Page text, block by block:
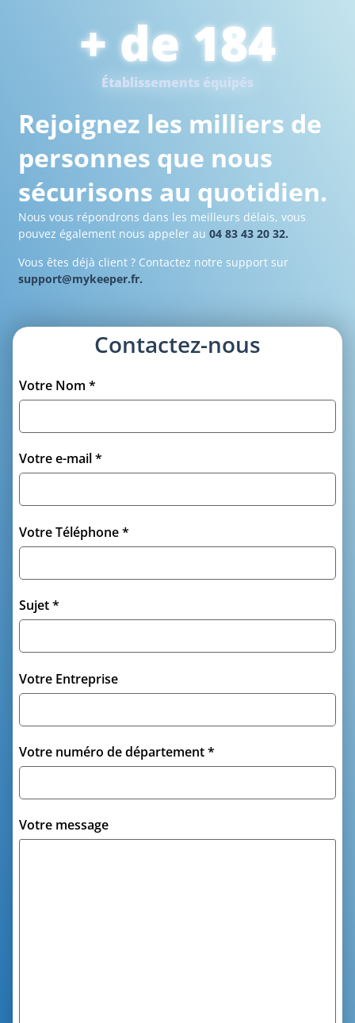
Établissements équipés
+ de 2 871
Rejoignez les milliers de
personnes que nous
sécurisons au quotidien.
Nous vous répondrons dans les meilleurs délais, vous
pouvez également nous appeler au 04 83 43 20 32.
Vous êtes déjà client ? Contactez notre support sur
support@mykeeper.fr.
Contactez-nous
Votre Nom *
Votre e-mail *
Votre Téléphone *
Sujet *
Votre Entreprise
Votre numéro de département *
Votre message